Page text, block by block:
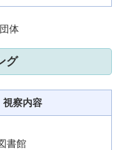
体
グ
視察内容
書館